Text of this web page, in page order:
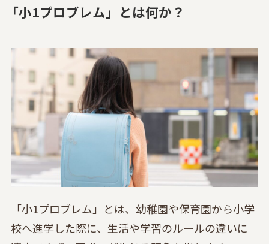
「小1プロブレム」とは何か？
「小1プロブレム」とは、幼稚園や保育園から小学
校へ進学した際に、生活や学習のルールの違いに